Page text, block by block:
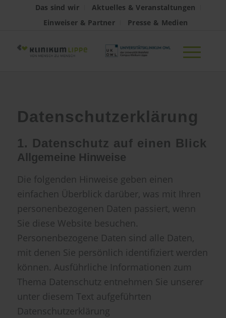
Das sind wir
Aktuelles & Veranstaltungen
Einweiser & Partner
Presse & Medien
Datenschutzerklärung
1. Datenschutz auf einen Blick
Allgemeine Hinweise
Die folgenden Hinweise geben einen
einfachen Überblick darüber, was mit Ihren
personenbezogenen Daten passiert, wenn
Sie diese Website besuchen.
Personenbezogene Daten sind alle Daten,
mit denen Sie persönlich identifiziert werden
können. Ausführliche Informationen zum
Thema Datenschutz entnehmen Sie unserer
unter diesem Text aufgeführten
Datenschutzerklärung